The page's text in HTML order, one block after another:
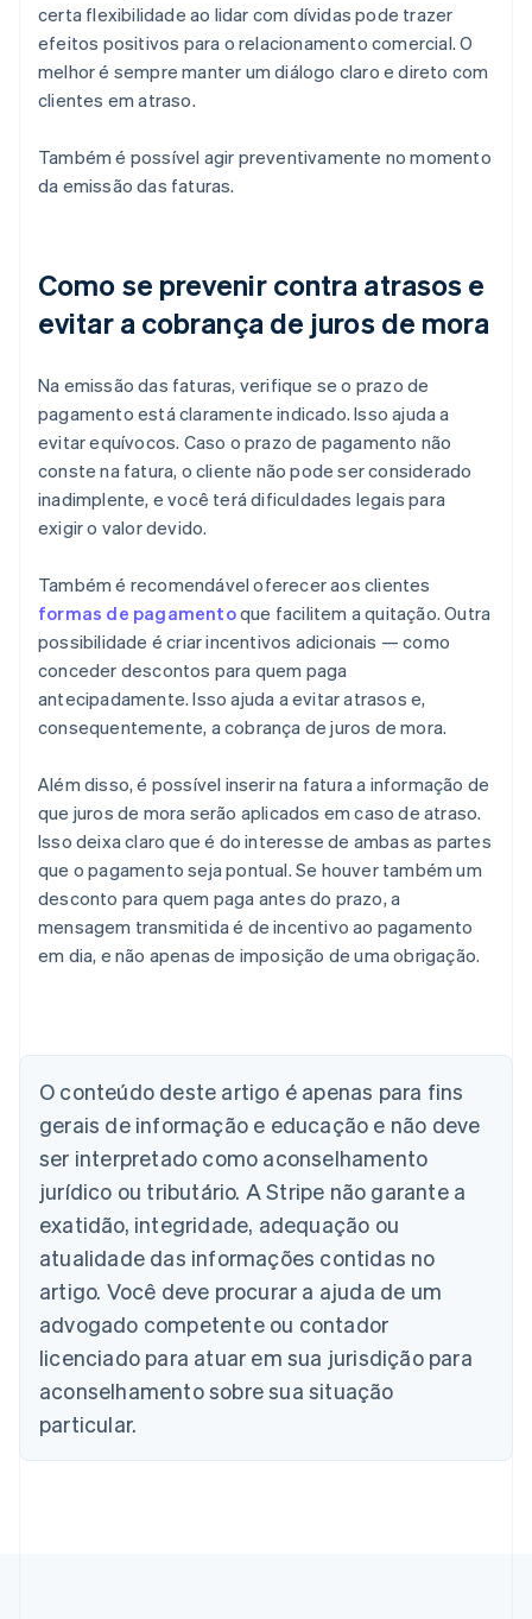
certa flexibilidade ao lidar com dívidas pode trazer
efeitos positivos para o relacionamento comercial. O
melhor é sempre manter um diálogo claro e direto com
clientes em atraso.
Também é possível agir preventivamente no momento
da emissão das faturas.
Como se prevenir contra atrasos e
evitar a cobrança de juros de mora
Na emissão das faturas, verifique se o prazo de
pagamento está claramente indicado. Isso ajuda a
evitar equívocos. Caso o prazo de pagamento não
conste na fatura, o cliente não pode ser considerado
inadimplente, e você terá dificuldades legais para
exigir o valor devido.
Também é recomendável oferecer aos clientes
formas de pagamentoque facilitem a quitação. Outra
possibilidade é criar incentivos adicionais — como
conceder descontos para quem paga
antecipadamente. Isso ajuda a evitar atrasos e,
consequentemente, a cobrança de juros de mora.
Além disso, é possível inserir na fatura a informação de
que juros de mora serão aplicados em caso de atraso.
Isso deixa claro que é do interesse de ambas as partes
que o pagamento seja pontual. Se houver também um
desconto para quem paga antes do prazo, a
mensagem transmitida é de incentivo ao pagamento
em dia, e não apenas de imposição de uma obrigação.
O conteúdo deste artigo é apenas para fins
gerais de informação e educação e não deve
ser interpretado como aconselhamento
jurídico ou tributário. A Stripe não garante a
exatidão, integridade, adequação ou
atualidade das informações contidas no
artigo. Você deve procurar a ajuda de um
advogado competente ou contador
licenciado para atuar em sua jurisdição para
aconselhamento sobre sua situação
particular.
English
Áustria
Deutsch English
Bélgica
Nederlands Français
Brasil
Português English
Bulgária
Canadá
EnglishFrançais
China continental
简体中文
Chipre
English
Croácia
EnglishItaliano
Dinamarca